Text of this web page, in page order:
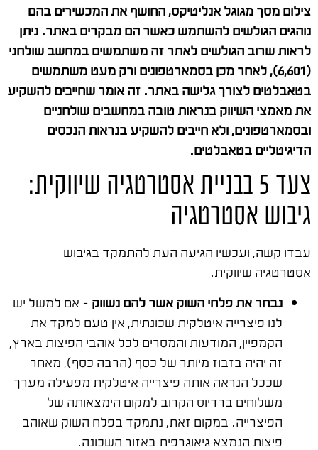
צילום מסך מגוגל אנליטיקס, החושף את המכשירים בהם
נוהגים הגולשים להשתמש כאשר הם מבקרים באתר. ניתן
לראות שרוב הגולשים לאתר זה משתמשים במחשב שולחני
(6,601), לאחר מכן בסמארטפונים ורק מעט משתמשים
בטאבלטים לצורך גלישה באתר. זה אומר שחייבים להשקיע
את מאמצי השיווק בנראות טובה במחשבים שולחניים
ובסמארטפונים, ולא חייבים להשקיע בנראות הנכסים
הדיגיטליים בטאבלטים.
צעד 5 בבניית אסטרטגיה שיווקית:
גיבוש אסטרטגיה
עבדו קשה, ועכשיו הגיעה העת להתמקד בגיבוש
אסטרטגיה שיווקית.
נבחר את פלחי השוק אשר להם נשווק – אם למשל יש
לנו פיצרייה איטלקית שכונתית, אין טעם למקד את
הקמפיין, המודעות והמסרים לכל אוהבי הפיצות בארץ,
זה יהיה בזבוז מיותר של כסף (הרבה כסף), מאחר
שככל הנראה אותה פיצרייה איטלקית מפעילה מערך
משלוחים ברדיוס הקרוב למקום הימצאותה של
הפיצרייה. במקום זאת, נתמקד בפלח השוק שאוהב
פיצות הנמצא גיאוגרפית באזור השכונה.